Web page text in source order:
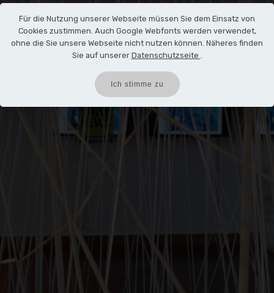
Für die Nutzung unserer Webseite müssen Sie dem Einsatz von
Cookies zustimmen. Auch Google Webfonts werden verwendet,
ohne die Sie unsere Webseite nicht nutzen können. Näheres finden
Sie auf unserer Datenschutzseite .
Ich stimme zu